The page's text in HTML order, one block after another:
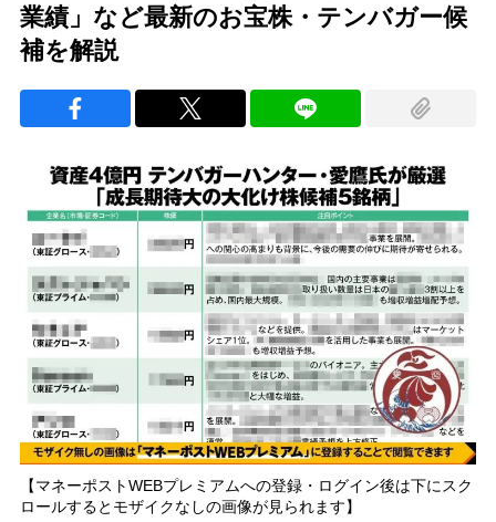
業績」など最新のお宝株・テンバガー候
補を解説
【マネーポストWEBプレミアムへの登録・ログイン後は下にスク
ロールするとモザイクなしの画像が見られます】